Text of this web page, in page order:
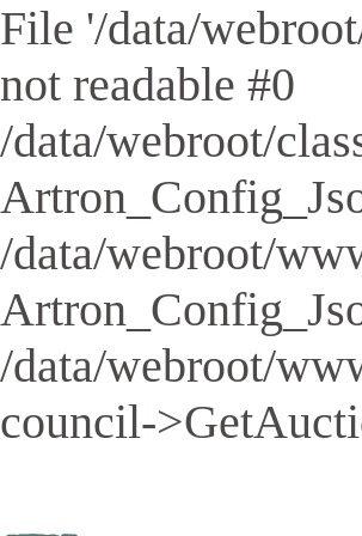
File '/data/
not readable #0
/data/webroot/
/data/webroot/
/data/webroot/
council-